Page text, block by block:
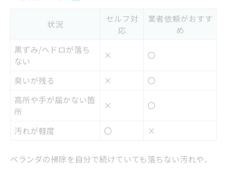
他社との違いが分かるベランダクリーニン
ベランダクリーニング依頼時の注意事項ま
状況
セルフ対
応
業者依頼がおすす
め
黒ずみ/ヘドロが落ち
ない
× 〇
臭いが残る ×
〇
高所や手が届かない箇
所
× 〇
汚れが軽度 〇 ×
ベランダの掃除を自分で続けていても落ちない汚れや、